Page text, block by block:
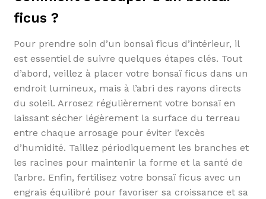
ficus ?
Pour prendre soin d’un bonsaï ficus d’intérieur, il
est essentiel de suivre quelques étapes clés. Tout
d’abord, veillez à placer votre bonsaï ficus dans un
endroit lumineux, mais à l’abri des rayons directs
du soleil. Arrosez régulièrement votre bonsaï en
laissant sécher légèrement la surface du terreau
entre chaque arrosage pour éviter l’excès
d’humidité. Taillez périodiquement les branches et
les racines pour maintenir la forme et la santé de
l’arbre. Enfin, fertilisez votre bonsaï ficus avec un
engrais équilibré pour favoriser sa croissance et sa